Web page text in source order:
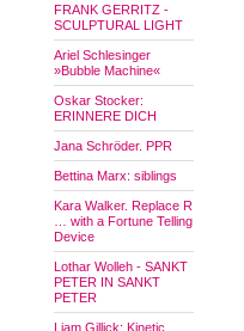
FRANK GERRITZ -
SCULPTURAL LIGHT
Ariel Schlesinger
»Bubble Machine«
Oskar Stocker:
ERINNERE DICH
Jana Schröder. PPR
Bettina Marx: siblings
Kara Walker. Replace R
… with a Fortune Telling
Device
Lothar Wolleh - SANKT
PETER IN SANKT
PETER
Liam Gillick: Kinetic